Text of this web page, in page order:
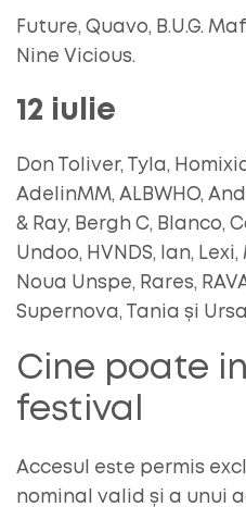
Future, Quavo, B.U.G.
Nine Vicious.
12 iulie
Don Toliver, Tyla,
AdelinMM, ALBWHO,
& Ray, Bergh C, Blanco,
Undoo, HVNDS, Ian, Lexi,
Noua Unspe, Rares,
Supernova, Tania și
Cine poate
festival
Accesul este permis
nominal valid și a unui